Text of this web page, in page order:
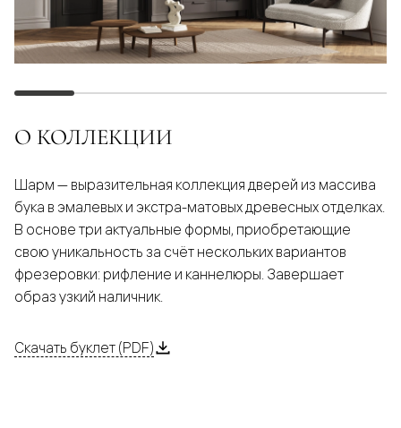
О КОЛЛЕКЦИИ
Шарм — выразительная коллекция дверей из массива
бука в эмалевых и экстра-матовых древесных отделках.
В основе три актуальные формы, приобретающие
свою уникальность за счёт нескольких вариантов
фрезеровки: рифление и каннелюры. Завершает
образ узкий наличник.
Скачать буклет (PDF)